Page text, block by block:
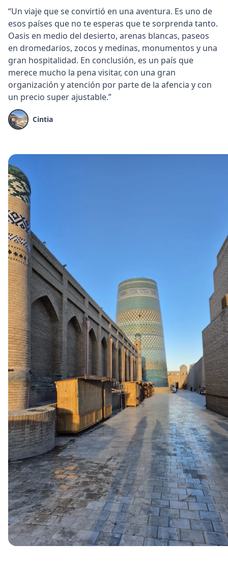
“Un viaje que se convirtió en una aventura. Es uno de
esos países que no te esperas que te sorprenda tanto.
Oasis en medio del desierto, arenas blancas, paseos
en dromedarios, zocos y medinas, monumentos y una
gran hospitalidad. En conclusión, es un país que
merece mucho la pena visitar, con una gran
organización y atención por parte de la afencia y con
un precio super ajustable.”
Cintia